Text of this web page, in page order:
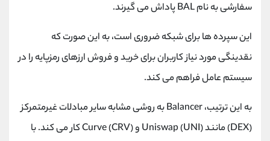
سفارشی به نام BAL پاداش می گیرند.
این سپرده ها برای شبکه ضروری است، به این صورت که
نقدینگی مورد نیاز کاربران برای خرید و فروش ارزهای رمزپایه را در
سیستم عامل فراهم می کند.
به این ترتیب، Balancer به روشی مشابه سایر مبادلات غیرمتمرکز
(DEX) مانند Uniswap (UNI) و Curve (CRV) کار می کند. با